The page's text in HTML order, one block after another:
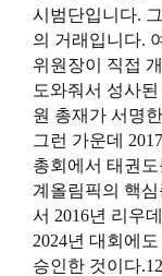
시범단입니다.
의 거래입니다.
위원장이 직접
도와줘서 성사
원 총재가 서명
그런 가운데
총회에서 태권
계올림픽의 핵
서 2016년 리우
2024년 대회에
승인한 것이다